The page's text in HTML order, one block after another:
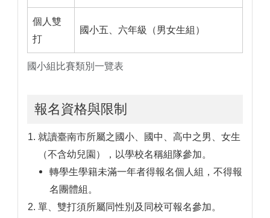
國小組比賽類別一覽表
個人雙
打
國小五、六年級（男女生組）
報名資格與限制
就讀臺南市所屬之國小、國中、高中之男、女生
（不含幼兒園），以學校名稱組隊參加。
轉學生學籍未滿一年者得報名個人組，不得報
名團體組。
單、雙打須所屬同性別及同校可報名參加。